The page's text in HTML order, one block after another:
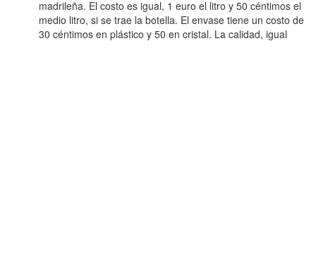
madrileña. El costo es igual, 1 euro el litro y 50 céntimos el
medio litro, si se trae la botella. El envase tiene un costo de
30 céntimos en plástico y 50 en cristal. La calidad, igual